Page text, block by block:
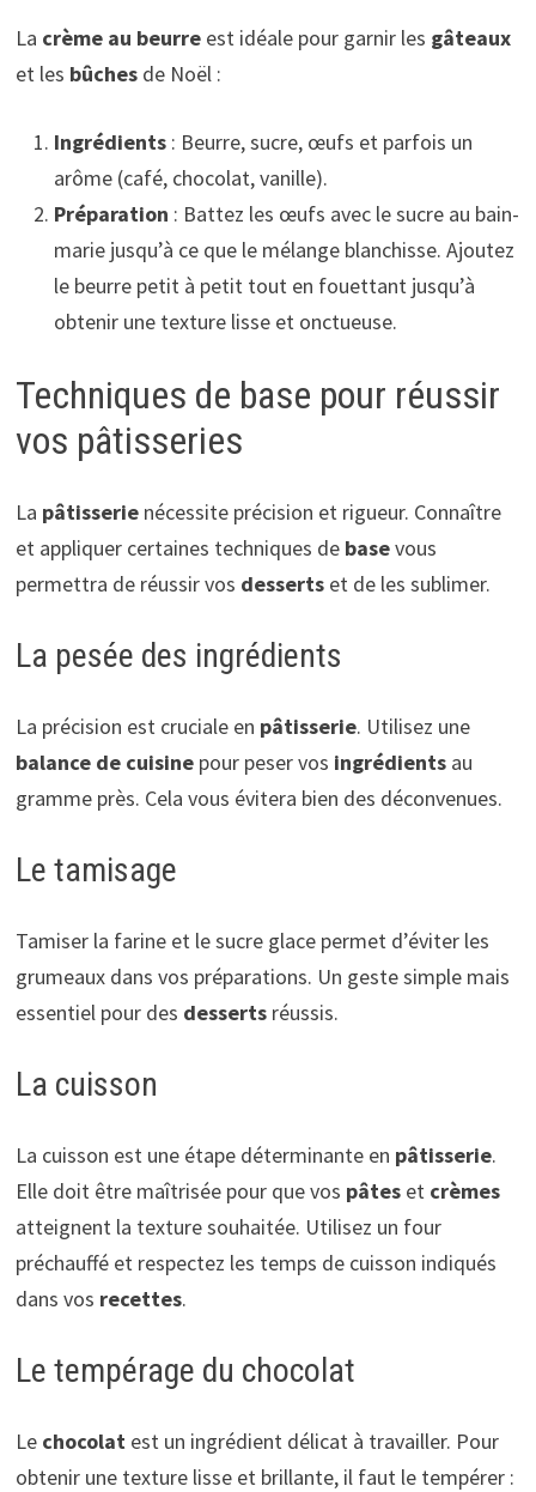
La crème au beurreest idéale pour garnir les gâteaux
et les bûchesde Noël :
Ingrédients: Beurre, sucre, œufs et parfois un
arôme (café, chocolat, vanille).
Préparation : Battez les œufs avec le sucre au bain-
marie jusqu’à ce que le mélange blanchisse. Ajoutez
le beurre petit à petit tout en fouettant jusqu’à
obtenir une texture lisse et onctueuse.
Techniques de base pour réussir
vos pâtisseries
La pâtisserienécessite précision et rigueur. Connaître
et appliquer certaines techniques de basevous
permettra de réussir vos dessertset de les sublimer.
La pesée des ingrédients
La précision est cruciale en pâtisserie. Utilisez une
balance de cuisinepour peser vos ingrédientsau
gramme près. Cela vous évitera bien des déconvenues.
Le tamisage
Tamiser la farine et le sucre glace permet d’éviter les
grumeaux dans vos préparations. Un geste simple mais
essentiel pour des dessertsréussis.
La cuisson
La cuisson est une étape déterminante en pâtisserie.
Elle doit être maîtrisée pour que vos pâteset crèmes
atteignent la texture souhaitée. Utilisez un four
préchauffé et respectez les temps de cuisson indiqués
dans vos recettes.
Le tempérage du chocolat
Le chocolatest un ingrédient délicat à travailler. Pour
obtenir une texture lisse et brillante, il faut le tempérer :